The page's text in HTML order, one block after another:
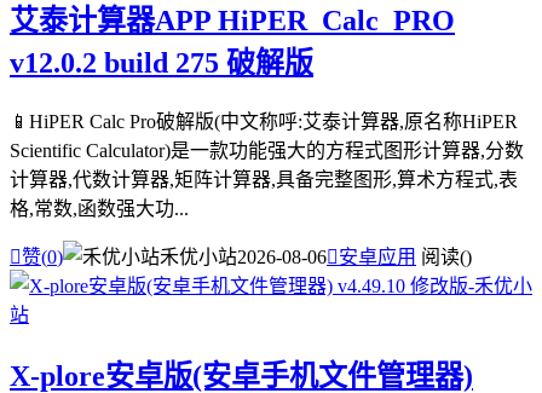
艾泰计算器APP HiPER_Calc_PRO
v12.0.2 build 275 破解版
📱HiPER Calc Pro破解版(中文称呼:艾泰计算器,原名称HiPER
Scientific Calculator)是一款功能强大的方程式图形计算器,分数
计算器,代数计算器,矩阵计算器,具备完整图形,算术方程式,表
格,常数,函数强大功...
赞(0) 禾优小站2026-08-06安卓应用 阅读()
X-plore安卓版(安卓手机文件管理器)